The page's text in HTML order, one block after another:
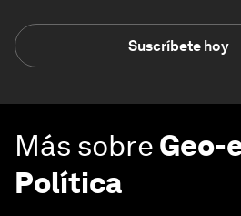
Suscríbete hoy
Más sobre Geo-
Política